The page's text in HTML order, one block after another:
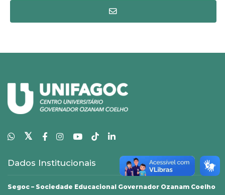
𝕏
Dados Institucionais
Segoc – Sociedade Educacional Governador Ozanam Coelho